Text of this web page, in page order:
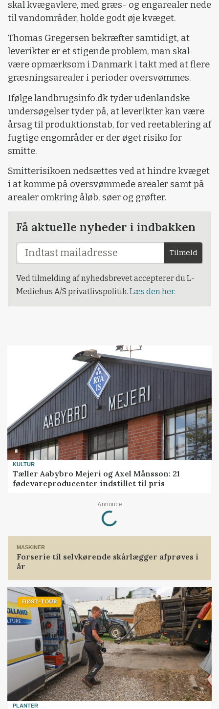
skal kvægavlere, med græs- og engarealer nede
til vandområder, holde godt øje kvæget.
Thomas Gregersen bekræfter samtidigt, at
leverikter er et stigende problem, man skal
være opmærksom i Danmark i takt med at flere
græsningsarealer i perioder oversvømmes.
Ifølge landbrugsinfo.dk tyder udenlandske
undersøgelser tyder på, at leverikter kan være
årsag til produktionstab, for ved reetablering af
fugtige engområder er der øget risiko for
smitte.
Smitterisikoen nedsættes ved at hindre kvæget
i at komme på oversvømmede arealer samt på
arealer omkring åløb, søer og grøfter.
Få aktuelle nyheder i indbakken
Tilmeld
Ved tilmelding af nyhedsbrevet accepterer du L-
Mediehus A/S privatlivspolitik. Læs den her.
KULTUR
Tæller Aabybro Mejeri og Axel Månsson: 21
fødevareproducenter indstillet til pris
Annonce
Loading...
MASKINER
Forserie til selvkørende skårlægger afprøves i
år
HØST-TOUR
PLANTER